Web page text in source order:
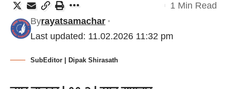
Last updated: 11.02.2026 11:32 pm
Byrayatsamachar
1 Min Read
SubEditor | Dipak Shirasath